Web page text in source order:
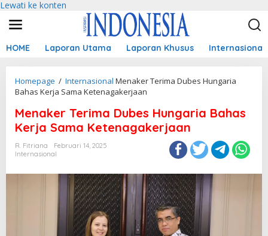
Lewati ke konten
HOME Laporan Utama Laporan Khusus Internasional
Homepage / Internasional Menaker Terima Dubes Hungaria
Bahas Kerja Sama Ketenagakerjaan
Menaker Terima Dubes Hungaria Bahas
Kerja Sama Ketenagakerjaan
R. Fitriana
Februari 14, 2025
Internasional